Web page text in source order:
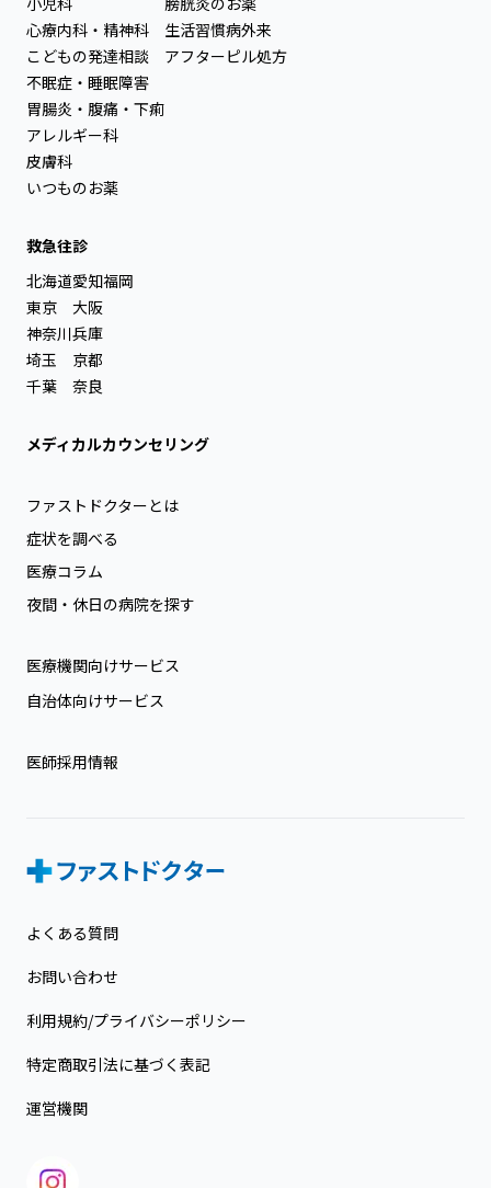
心療内科・精神科
こどもの発達相談
不眠症・睡眠障害
胃腸炎・腹痛・下痢
アレルギー科
皮膚科
いつものお薬
生活習慣病外来
アフターピル処方
救急往診
北海道
東京
神奈川
埼玉
千葉
愛知
大阪
兵庫
京都
奈良
福岡
メディカルカウンセリング
ファストドクターとは
症状を調べる
医療コラム
夜間・休日の病院を探す
医療機関向けサービス
自治体向けサービス
医師採用情報
よくある質問
お問い合わせ
利用規約/プライバシーポリシー
特定商取引法に基づく表記
運営機関